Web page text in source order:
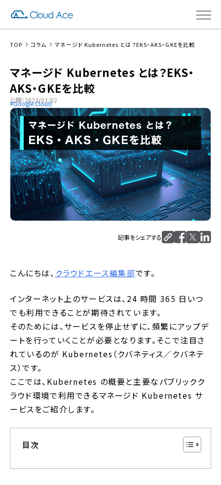
TOP コラム マネージド Kubernetes とは？EKS・AKS・GKEを比較
マネージド Kubernetes とは？EKS・
AKS・GKEを比較
公開：2023/03/02
Google Cloud
記事をシェアする
こんにちは、 クラウドエース編集部です。
インターネット上のサービスは、24 時間 365 日いつ
でも利用できることが期待されています。
そのためには、サービスを停止せずに、頻繁にアップデ
ートを行っていくことが必要となります。そこで注目さ
れているのが Kubernetes（クバネティス／クバネテ
ス）です。
ここでは、Kubernetes の概要と主要なパブリックク
ラウド環境で利用できるマネージド Kubernetes サ
ービスをご紹介します。
目次